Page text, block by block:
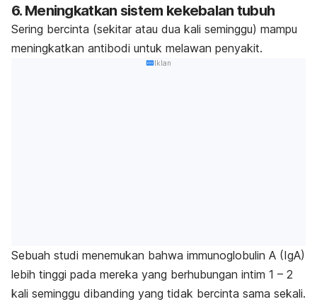
6. Meningkatkan sistem kekebalan tubuh
Sering bercinta (sekitar atau dua kali seminggu) mampu
meningkatkan antibodi untuk melawan penyakit.
Iklan
Sebuah studi menemukan bahwa immunoglobulin A (IgA)
lebih tinggi pada mereka yang berhubungan intim 1 – 2
kali seminggu dibanding yang tidak bercinta sama sekali.